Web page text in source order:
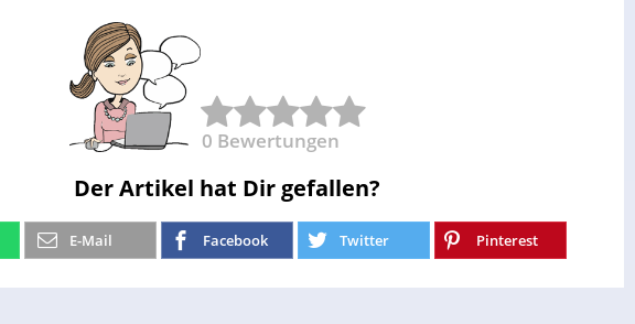
0 Bewertungen
Der Artikel hat Dir gefallen?
E-Mail Facebook Twitter Pinterest
Geld verdienen als Tagger für Netflix